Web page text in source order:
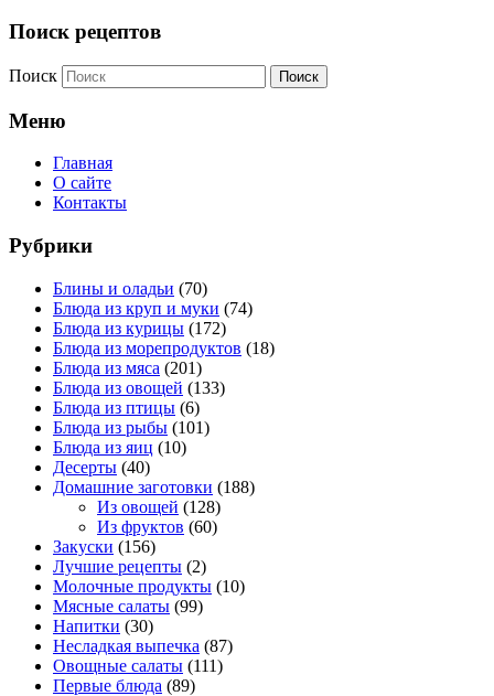
Поиск рецептов
Поиск
Меню
Главная
О сайте
Контакты
Рубрики
Блины и оладьи (70)
Блюда из круп и муки (74)
Блюда из курицы (172)
Блюда из морепродуктов (18)
Блюда из мяса (201)
Блюда из овощей (133)
Блюда из птицы (6)
Блюда из рыбы (101)
Блюда из яиц (10)
Десерты (40)
Домашние заготовки (188)
Из овощей (128)
Из фруктов (60)
Закуски (156)
Лучшие рецепты (2)
Молочные продукты (10)
Мясные салаты (99)
Напитки (30)
Несладкая выпечка (87)
Овощные салаты (111)
Первые блюда (89)